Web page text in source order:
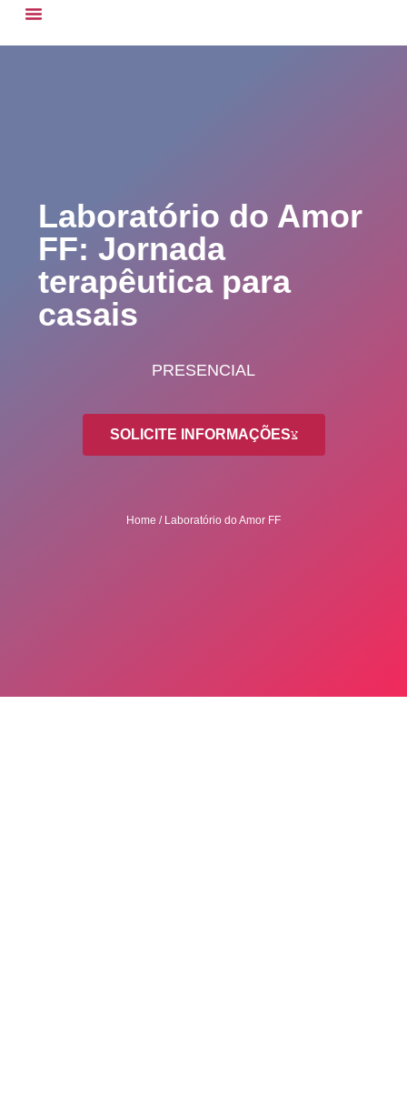
Laboratório do Amor
FF: Jornada
terapêutica para
casais
PRESENCIAL
SOLICITE INFORMAÇÕES
Home / Laboratório do Amor FF